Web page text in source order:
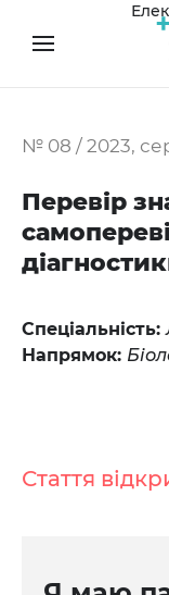
№ 08 / 2023,
Перевір
Спеціальність:
Напрямок:
Стаття